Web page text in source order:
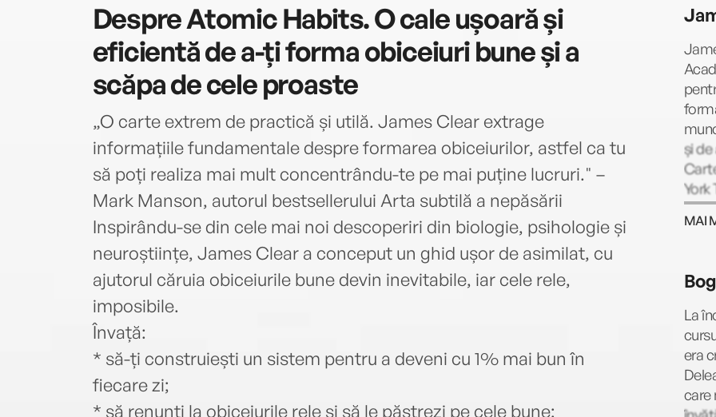
DespreAtomic Habits. O cale ușoară și
eficientă de a-ți forma obiceiuri bune și a
scăpa de cele proaste
„O carte extrem de practică și utilă. James Clear extrage
informațiile fundamentale despre formarea obiceiurilor, astfel ca tu
să poți realiza mai mult concentrându-te pe mai puține lucruri." –
Mark Manson, autorul bestsellerului Arta subtilă a nepăsării
Inspirându-se din cele mai noi descoperiri din biologie, psihologie și
neuroștiințe, James Clear a conceput un ghid ușor de asimilat, cu
ajutorul căruia obiceiurile bune devin inevitabile, iar cele rele,
imposibile.
Învață:
* să-ți construiești un sistem pentru a deveni cu 1% mai bun în
fiecare zi;
* să renunți la obiceiurile rele și să le păstrezi pe cele bune;
și de
York
MAI
La
era
care